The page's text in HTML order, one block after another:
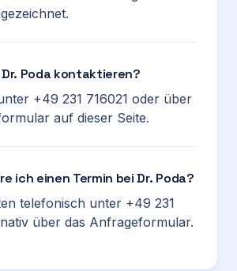
Poda kontaktieren?
+49 231 716021 oder über
auf dieser Seite.
ich einen Termin bei Dr. Poda?
telefonisch unter +49 231
über das Anfrageformular.